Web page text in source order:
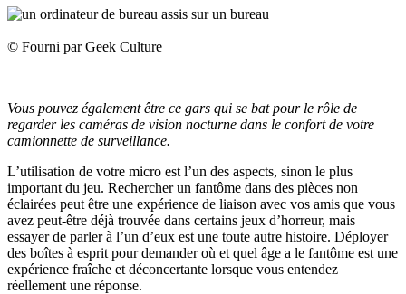
© Fourni par Geek Culture
Vous pouvez également être ce gars qui se bat pour le rôle de
regarder les caméras de vision nocturne dans le confort de votre
camionnette de surveillance.
L’utilisation de votre micro est l’un des aspects, sinon le plus
important du jeu. Rechercher un fantôme dans des pièces non
éclairées peut être une expérience de liaison avec vos amis que vous
avez peut-être déjà trouvée dans certains jeux d’horreur, mais
essayer de parler à l’un d’eux est une toute autre histoire. Déployer
des boîtes à esprit pour demander où et quel âge a le fantôme est une
expérience fraîche et déconcertante lorsque vous entendez
réellement une réponse.